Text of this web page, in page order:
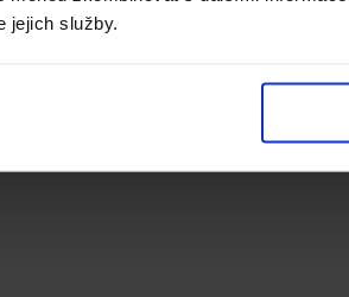
jejich služby.